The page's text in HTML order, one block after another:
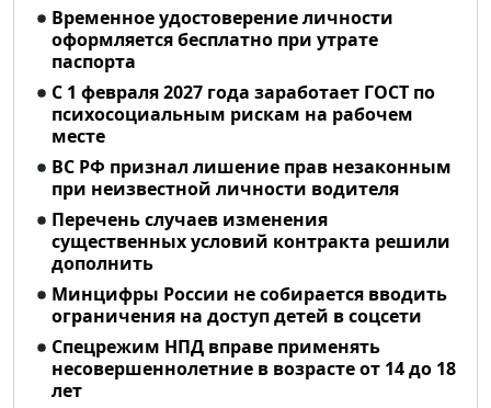
Временное удостоверение личности
оформляется бесплатно при утрате
паспорта
С 1 февраля 2027 года заработает ГОСТ по
психосоциальным рискам на рабочем
месте
ВС РФ признал лишение прав незаконным
при неизвестной личности водителя
Перечень случаев изменения
существенных условий контракта решили
дополнить
Минцифры России не собирается вводить
ограничения на доступ детей в соцсети
Спецрежим НПД вправе применять
несовершеннолетние в возрасте от 14 до 18
лет